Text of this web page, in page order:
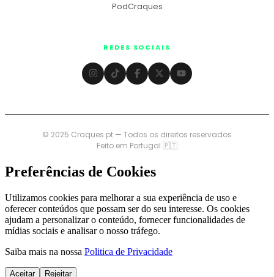
PodCraques
REDES SOCIAIS
© 2025 Craques.pt — Todos os direitos reservados
Feito em Portugal 🇵🇹
Preferências de Cookies
Utilizamos cookies para melhorar a sua experiência de uso e
oferecer conteúdos que possam ser do seu interesse. Os cookies
ajudam a personalizar o conteúdo, fornecer funcionalidades de
mídias sociais e analisar o nosso tráfego.
Saiba mais na nossa Politica de Privacidade
Aceitar Rejeitar